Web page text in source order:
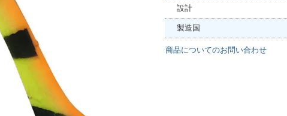
設計
製造国
商品についてのお問い合わせ